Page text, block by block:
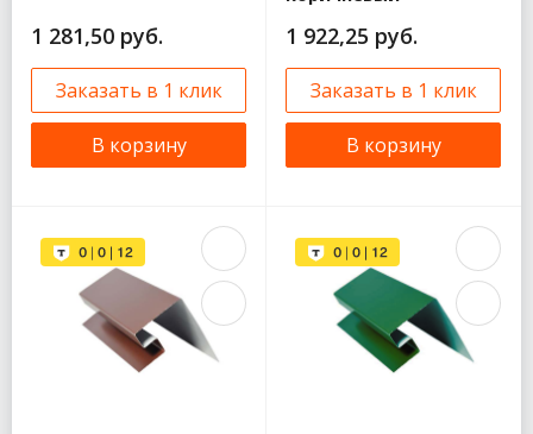
1 281,50 руб.
Заказать в 1 клик
В корзину
1 922,25 руб.
Заказать в 1 клик
В корзину